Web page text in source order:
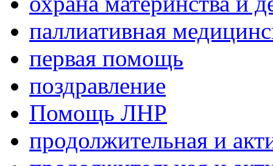
паллиативная
первая помощь
поздравление
Помощь ЛНР
продолжительная и